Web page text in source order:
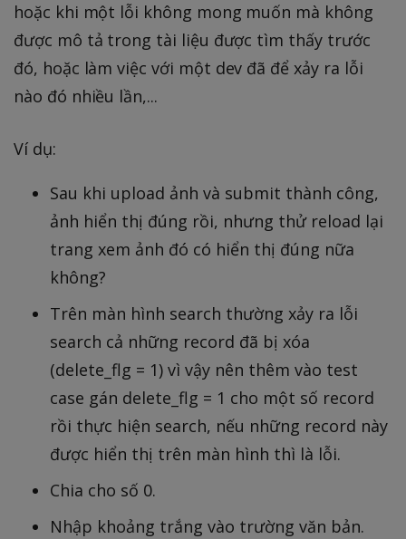
hoặc khi một lỗi không mong muốn mà không
được mô tả trong tài liệu được tìm thấy trước
đó, hoặc làm việc với một dev đã để xảy ra lỗi
nào đó nhiều lần,...
Ví dụ:
Sau khi upload ảnh và submit thành công,
ảnh hiển thị đúng rồi, nhưng thử reload lại
trang xem ảnh đó có hiển thị đúng nữa
không?
Trên màn hình search thường xảy ra lỗi
search cả những record đã bị xóa
(delete_flg = 1) vì vậy nên thêm vào test
case gán delete_flg = 1 cho một số record
rồi thực hiện search, nếu những record này
được hiển thị trên màn hình thì là lỗi.
Chia cho số 0.
Nhập khoảng trắng vào trường văn bản.